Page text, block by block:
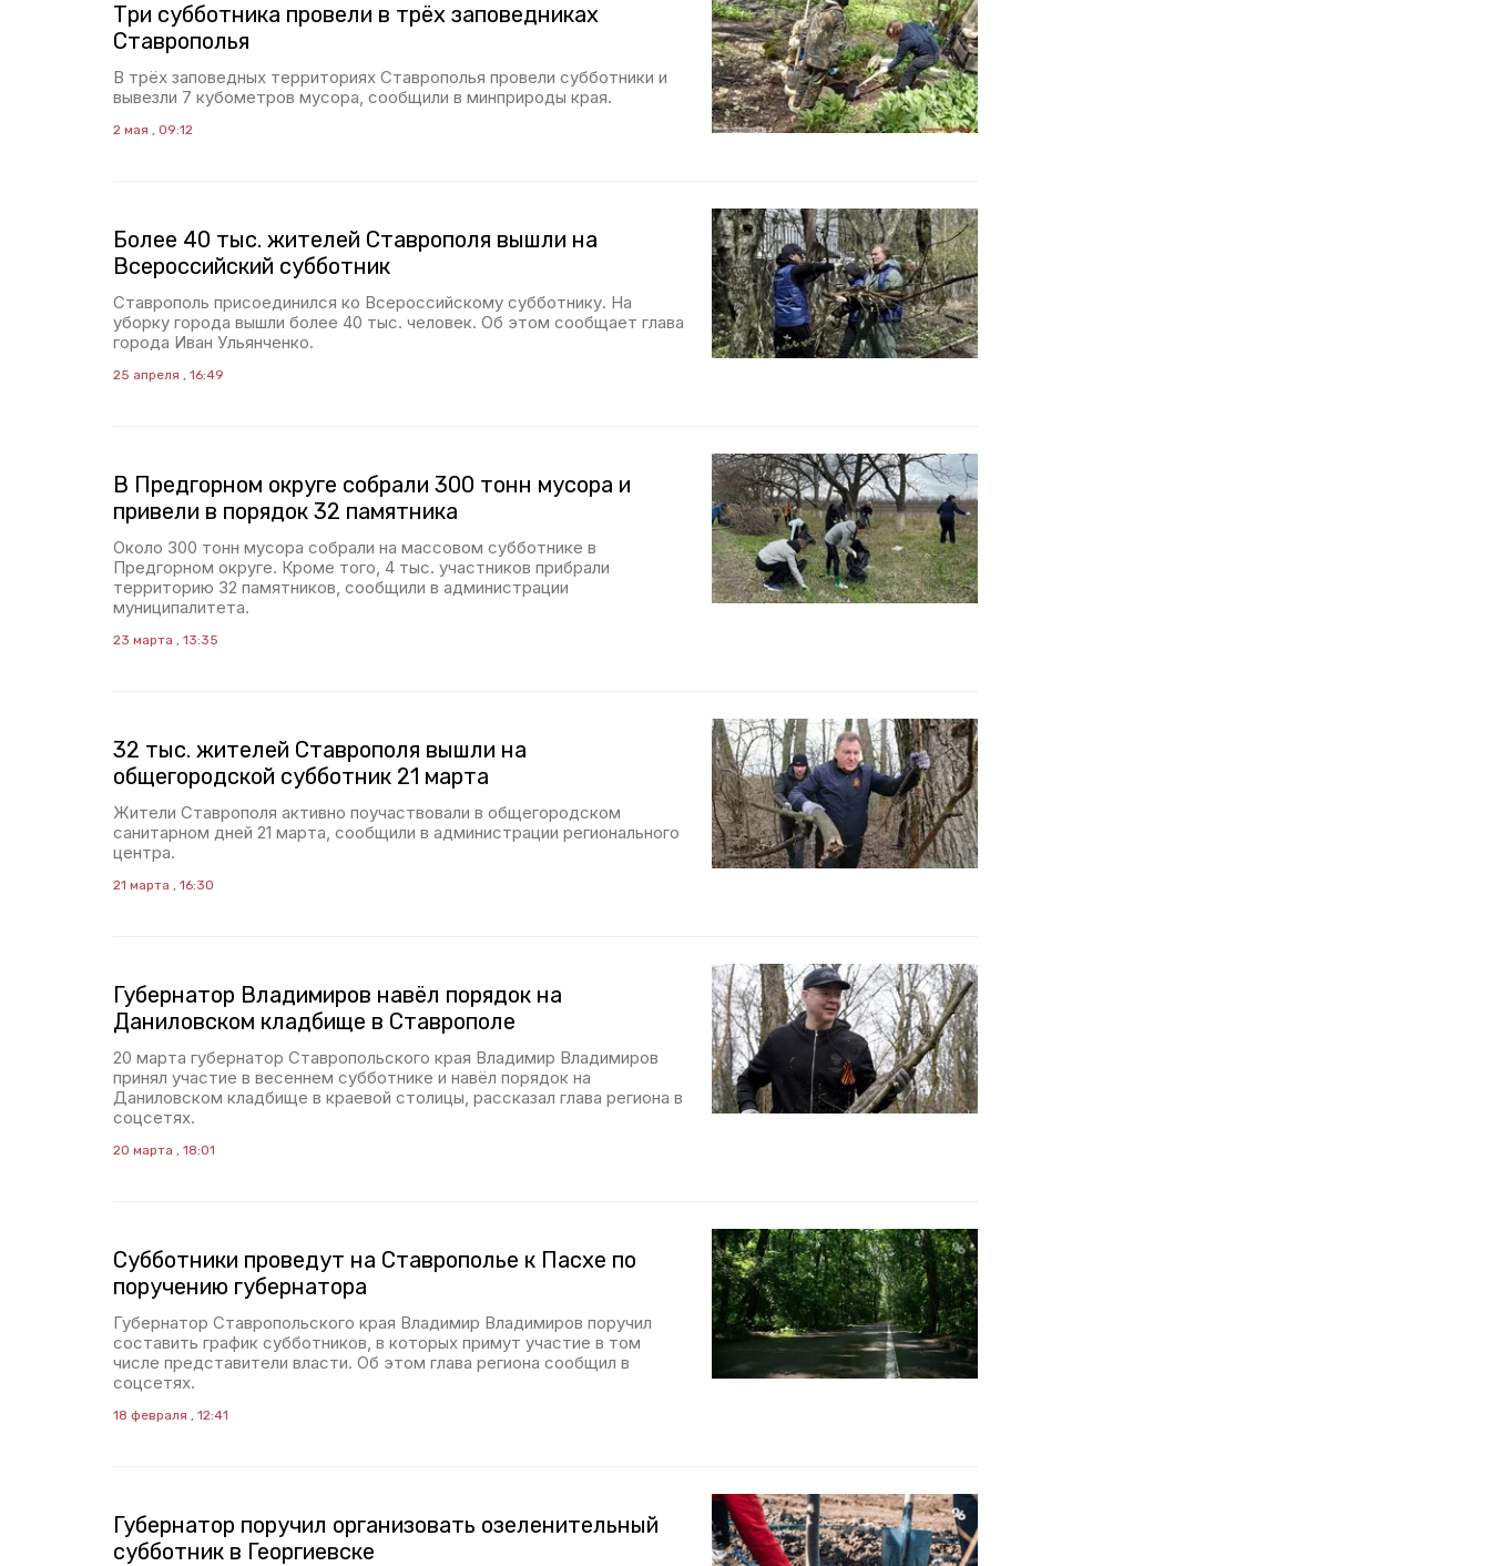
Три субботника провели в трёх заповедниках
Ставрополья
В трёх заповедных территориях Ставрополья провели субботники и
вывезли 7 кубометров мусора, сообщили в минприроды края.
2 мая , 09:12
Более 40 тыс. жителей Ставрополя вышли на
Всероссийский субботник
Ставрополь присоединился ко Всероссийскому субботнику. На
уборку города вышли более 40 тыс. человек. Об этом сообщает глава
города Иван Ульянченко.
25 апреля , 16:49
В Предгорном округе собрали 300 тонн мусора и
привели в порядок 32 памятника
Около 300 тонн мусора собрали на массовом субботнике в
Предгорном округе. Кроме того, 4 тыс. участников прибрали
территорию 32 памятников, сообщили в администрации
муниципалитета.
23 марта , 13:35
32 тыс. жителей Ставрополя вышли на
общегородской субботник 21 марта
Жители Ставрополя активно поучаствовали в общегородском
санитарном дней 21 марта, сообщили в администрации регионального
центра.
21 марта , 16:30
Губернатор Владимиров навёл порядок на
Даниловском кладбище в Ставрополе
20 марта губернатор Ставропольского края Владимир Владимиров
принял участие в весеннем субботнике и навёл порядок на
Даниловском кладбище в краевой столицы, рассказал глава региона в
соцсетях.
20 марта , 18:01
Субботники проведут на Ставрополье к Пасхе по
поручению губернатора
Губернатор Ставропольского края Владимир Владимиров поручил
составить график субботников, в которых примут участие в том
числе представители власти. Об этом глава региона сообщил в
соцсетях.
18 февраля , 12:41
Губернатор поручил организовать озеленительный
субботник в Георгиевске